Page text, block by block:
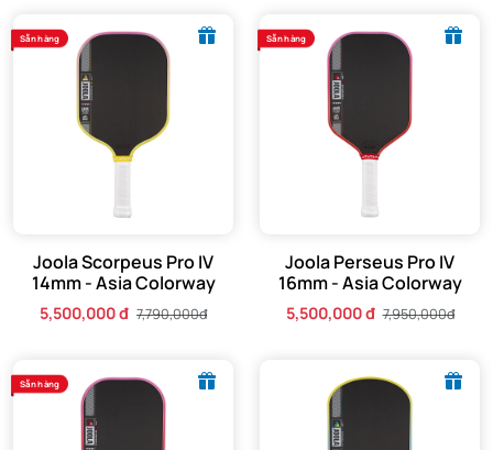
Sẵn hàng
Joola Scorpeus Pro IV
14mm - Asia Colorway
5,500,000 đ 7,790,000đ
Sẵn hàng
Joola Perseus Pro IV
16mm - Asia Colorway
5,500,000 đ 7,950,000đ
Sẵn hàng